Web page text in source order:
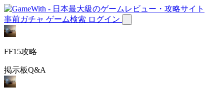
事前ガチャ ゲーム検索 ログイン
FF15攻略
掲示板Q&A